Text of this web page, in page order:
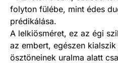
folyton fülébe, mint édes
prédikálása.
A lelkiösméret, ez az égi
az embert, egészen
ösztöneinek uralma alatt